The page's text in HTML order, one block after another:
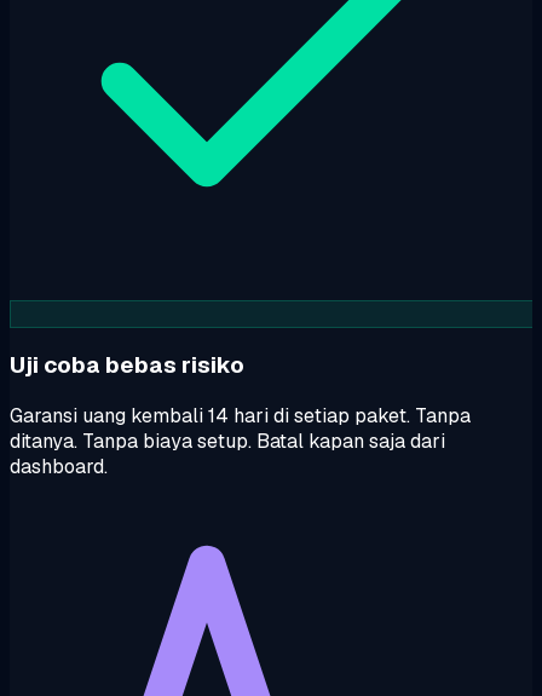
Uji coba bebas risiko
Garansi uang kembali 14 hari di setiap paket. Tanpa
ditanya. Tanpa biaya setup. Batal kapan saja dari
dashboard.